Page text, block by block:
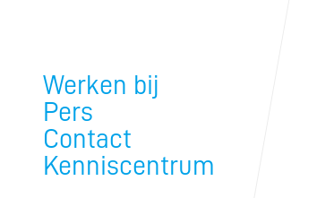
Werken bij
Pers
Contact
Kenniscentrum